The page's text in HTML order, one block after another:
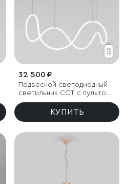
32 500 ₽
Подвесной светодиодный
светильник CCT с пультом
управления
КУПИТЬ